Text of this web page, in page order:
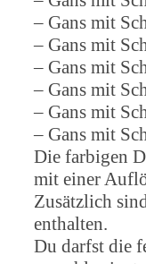
– Gans mit
– Gans mit
– Gans mit
– Gans mit
– Gans mit
– Gans mit
Die farbigen
mit einer
Zusätzlich
enthalten.
Du darfst die